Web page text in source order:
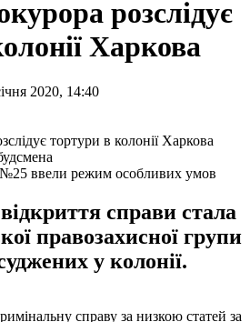
розслідує
Харкова
2020, 14:40
№25 ввели режим особливих умов
справи стала
правозахисної групи
у колонії.
справу за низкою статей за